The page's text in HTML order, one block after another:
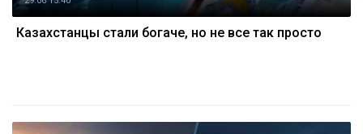
Казахстанцы стали богаче, но не все так просто